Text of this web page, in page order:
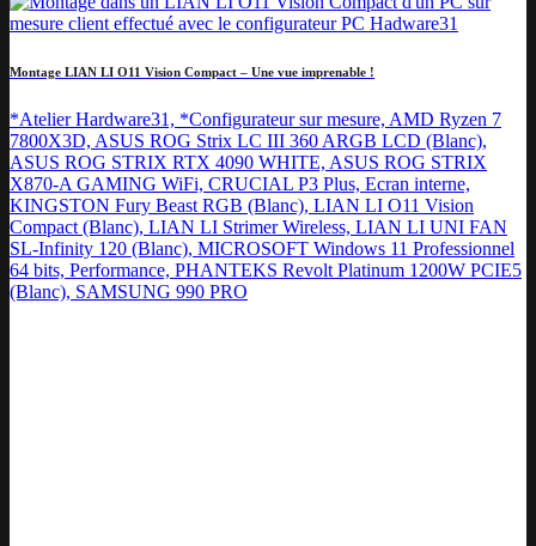
Montage LIAN LI O11 Vision Compact – Une vue imprenable !
*Atelier Hardware31, *Configurateur sur mesure, AMD Ryzen 7
7800X3D, ASUS ROG Strix LC III 360 ARGB LCD (Blanc),
ASUS ROG STRIX RTX 4090 WHITE, ASUS ROG STRIX
X870-A GAMING WiFi, CRUCIAL P3 Plus, Ecran interne,
KINGSTON Fury Beast RGB (Blanc), LIAN LI O11 Vision
Compact (Blanc), LIAN LI Strimer Wireless, LIAN LI UNI FAN
SL-Infinity 120 (Blanc), MICROSOFT Windows 11 Professionnel
64 bits, Performance, PHANTEKS Revolt Platinum 1200W PCIE5
(Blanc), SAMSUNG 990 PRO